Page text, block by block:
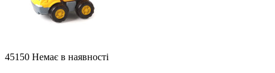
45150 Немає в наявності